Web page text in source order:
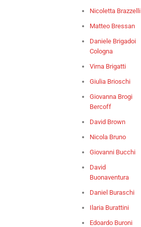
Nicoletta Brazzelli
Matteo Bressan
Daniele Brigadoi
Cologna
Virna Brigatti
Giulia Brioschi
Giovanna Brogi
Bercoff
David Brown
Nicola Bruno
Giovanni Bucchi
David
Buonaventura
Daniel Buraschi
Ilaria Burattini
Edoardo Buroni